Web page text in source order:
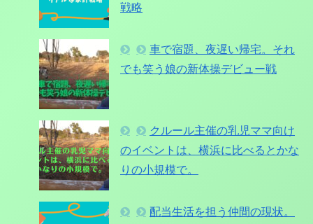
戦略
車で宿題、夜遅い帰宅。それ
でも笑う娘の新体操デビュー戦
クルール主催の乳児ママ向け
のイベントは、横浜に比べるとかな
りの小規模で。
配当生活を担う仲間の現状。